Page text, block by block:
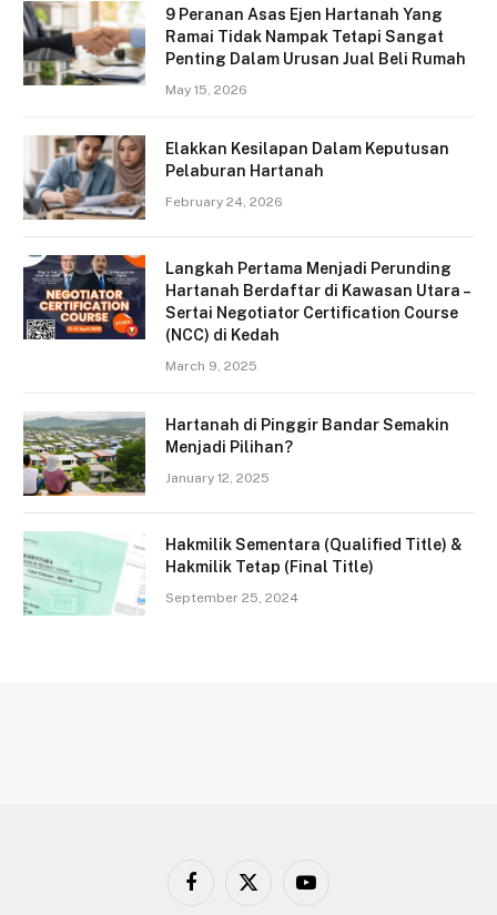
9 Peranan Asas Ejen Hartanah Yang
Ramai Tidak Nampak Tetapi Sangat
Penting Dalam Urusan Jual Beli Rumah
May 15, 2026
Elakkan Kesilapan Dalam Keputusan
Pelaburan Hartanah
February 24, 2026
Langkah Pertama Menjadi Perunding
Hartanah Berdaftar di Kawasan Utara –
Sertai Negotiator Certification Course
(NCC) di Kedah
March 9, 2025
Hartanah di Pinggir Bandar Semakin
Menjadi Pilihan?
January 12, 2025
Hakmilik Sementara (Qualified Title) &
Hakmilik Tetap (Final Title)
September 25, 2024
Facebook
X
YouTube